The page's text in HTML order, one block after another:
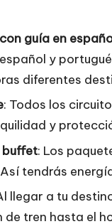
guía en
y
diferentes
: Todos los
y
buffet: Los
tendrás
llegar a tu
tren hasta el